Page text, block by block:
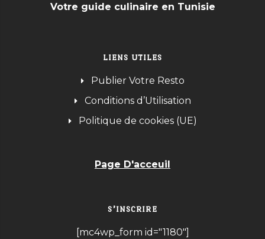
Votre guide culinaire en Tunisie
LIENS UTILES
Publier Votre Resto
Conditions d’Utilisation
Politique de cookies (UE)
Page D'acceuil
S’INSCRIRE
[mc4wp_form id="1180"]